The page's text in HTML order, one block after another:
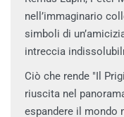
nell’immaginario
simboli di
intreccia
Ciò che rende "Il
riuscita nel
espandere il mondo